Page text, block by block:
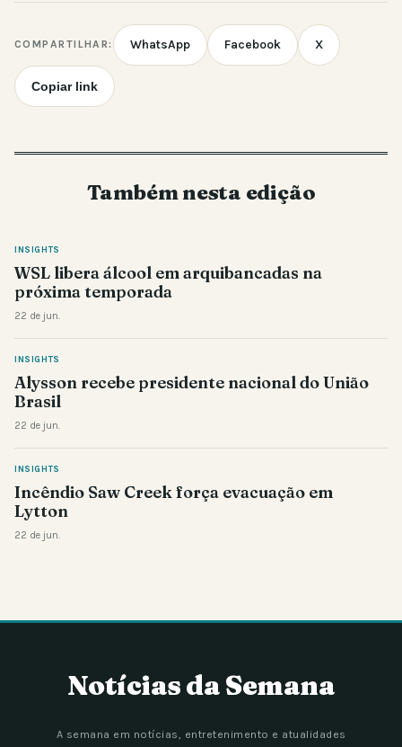
COMPARTILHAR: WhatsApp Facebook X
Copiar link
Também nesta edição
INSIGHTS
WSL libera álcool em arquibancadas na
próxima temporada
22 de jun.
INSIGHTS
Alysson recebe presidente nacional do União
Brasil
22 de jun.
INSIGHTS
Incêndio Saw Creek força evacuação em
Lytton
22 de jun.
Notícias da Semana
A semana em notícias, entretenimento e atualidades